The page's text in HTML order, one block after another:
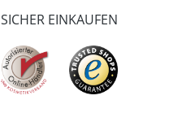
SICHER EINKAUFEN